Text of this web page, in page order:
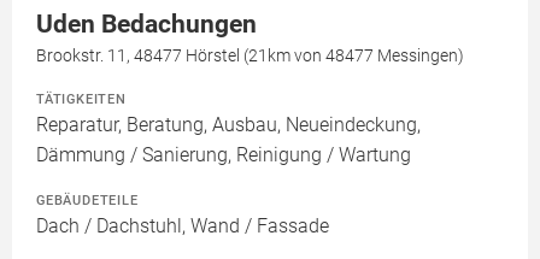
Uden Bedachungen
Brookstr. 11, 48477 Hörstel (21km von 48477 Messingen)
TÄTIGKEITEN
Reparatur, Beratung, Ausbau, Neueindeckung,
Dämmung / Sanierung, Reinigung / Wartung
GEBÄUDETEILE
Dach / Dachstuhl, Wand / Fassade